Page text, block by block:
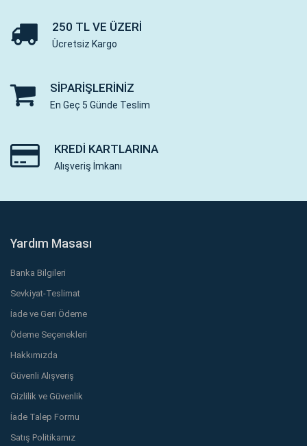
250 TL VE ÜZERI
Ücretsiz Kargo
SIPARIŞLERINIZ
En Geç 5 Günde Teslim
KREDI KARTLARINA
Alışveriş İmkanı
Yardım Masası
Banka Bilgileri
Sevkiyat-Teslimat
İade ve Geri Ödeme
Ödeme Seçenekleri
Hakkımızda
Güvenli Alışveriş
Gizlilik ve Güvenlik
İade Talep Formu
Satış Politikamız